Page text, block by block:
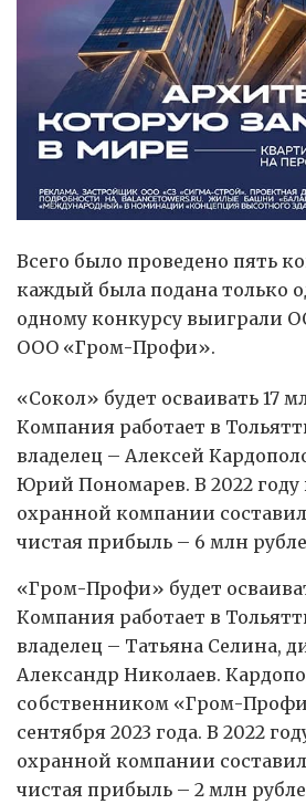
Всего было проведено пять
каждый была подана только
одному конкурсу выиграли
ООО «Гром-Профи».
«Сокол» будет осваивать 17
Компания работает в
владелец – Алексей
Юрий Пономарев. В 2022 году
охранной компании
чистая прибыль – 6 млн
«Гром-Профи» будет
Компания работает в
владелец – Татьяна Селина,
Александр Николаев.
собственником «Гром-
сентября 2023 года. В 2022
охранной компании
чистая прибыль – 2 млн